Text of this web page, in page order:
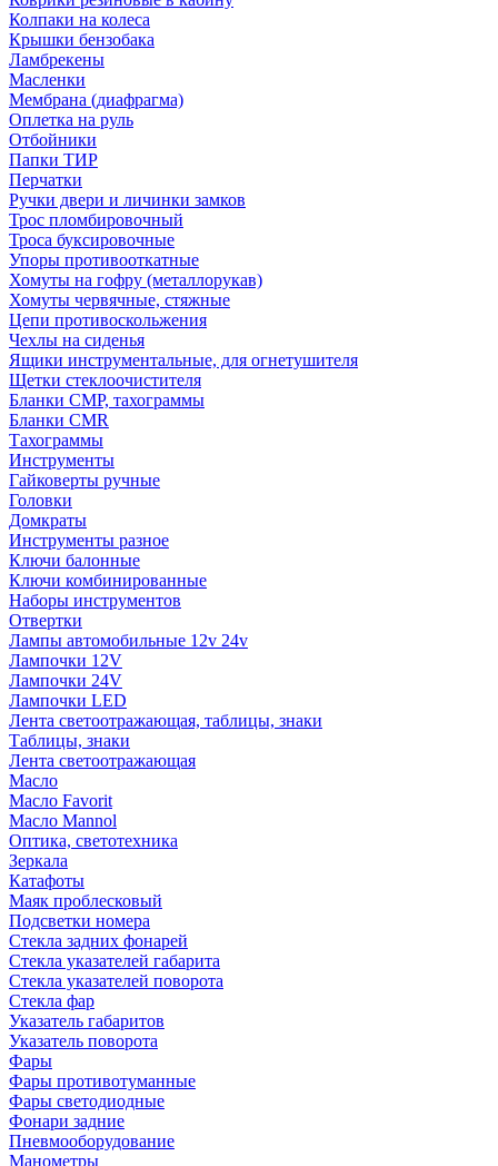
Колпаки на колеса
Крышки бензобака
Ламбрекены
Масленки
Мембрана (диафрагма)
Оплетка на руль
Отбойники
Папки ТИР
Перчатки
Ручки двери и личинки замков
Трос пломбировочный
Троса буксировочные
Упоры противооткатные
Хомуты на гофру (металлорукав)
Хомуты червячные, стяжные
Цепи противоскольжения
Чехлы на сиденья
Ящики инструментальные, для огнетушителя
Щетки стеклоочистителя
Бланки СМР, тахограммы
Бланки CMR
Тахограммы
Инструменты
Гайковерты ручные
Головки
Домкраты
Инструменты разное
Ключи балонные
Ключи комбинированные
Наборы инструментов
Отвертки
Лампы автомобильные 12v 24v
Лампочки 12V
Лампочки 24V
Лампочки LED
Лента светоотражающая, таблицы, знаки
Таблицы, знаки
Лента светоотражающая
Масло
Масло Favorit
Масло Mannol
Оптика, светотехника
Зеркала
Катафоты
Маяк проблесковый
Подсветки номера
Стекла задних фонарей
Стекла указателей габарита
Стекла указателей поворота
Стекла фар
Указатель габаритов
Указатель поворота
Фары
Фары противотуманные
Фары светодиодные
Фонари задние
Пневмооборудование
Манометры